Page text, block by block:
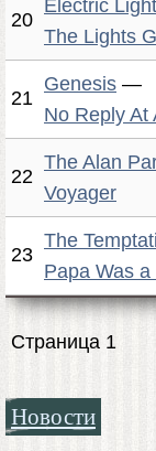
20
Electric
The Lights
21
Genesis —
No Reply At
22
The Alan
Voyager
23
The
Papa Was a
Страница 1
Новости